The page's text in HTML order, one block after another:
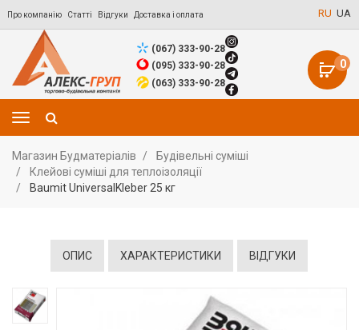
Про компанію Статті Відгуки Доставка і оплата RU UA
0
(067) 333-90-28
(095) 333-90-28
(063) 333-90-28
Магазин Будматеріалів
Будівельні суміші
Клейові суміші для теплоізоляції
Baumit UniversalKleber 25 кг
ОПИС ХАРАКТЕРИСТИКИ ВІДГУКИ